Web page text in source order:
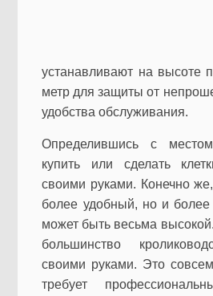
устанавливают на высоте
метр для защиты от
удобства обслуживания.
Определившись с
купить или сделать
своими руками. Конечно
более удобный, но и
может быть весьма
большинство
своими руками. Это
требует